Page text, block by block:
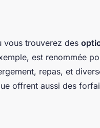
vous trouverez des
est renommée
repas, et
offrent aussi des